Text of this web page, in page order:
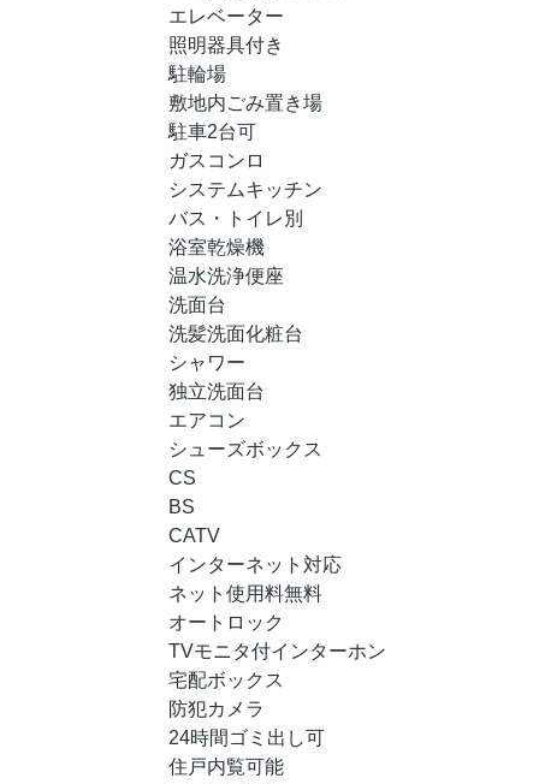
エレベーター
照明器具付き
駐輪場
敷地内ごみ置き場
駐車2台可
ガスコンロ
システムキッチン
バス・トイレ別
浴室乾燥機
温水洗浄便座
洗面台
洗髪洗面化粧台
シャワー
独立洗面台
エアコン
シューズボックス
CS
BS
CATV
インターネット対応
ネット使用料無料
オートロック
TVモニタ付インターホン
宅配ボックス
防犯カメラ
24時間ゴミ出し可
住戸内覧可能